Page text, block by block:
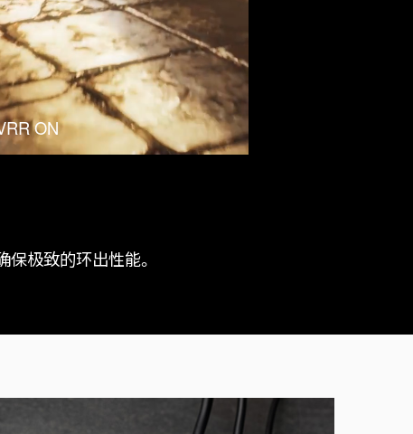
极致的环出性能。
ON